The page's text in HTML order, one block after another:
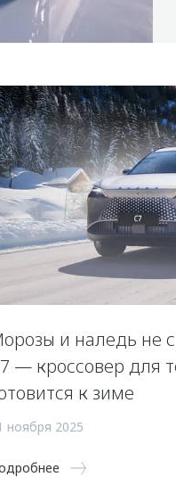
и наледь не
— кроссовер для
к зиме
ноября 2025